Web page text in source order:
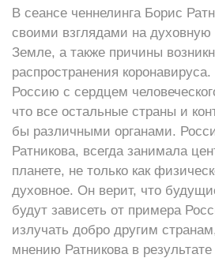
В сеансе ченнелинга Борис
своими взглядами на
Земле, а также причины
распространения
Россию с сердцем
что все остальные страны и
бы различными органами.
Ратникова, всегда занимала
планете, не только как
духовное. Он верит, что
будут зависеть от примера
излучать добро другим
мнению Ратникова в